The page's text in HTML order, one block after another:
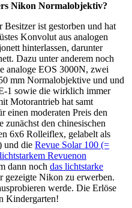
Nikon Normalobjektiv?
ist gestorben und hat
Konvolut aus analogen
hinterlassen, darunter
Dazu unter anderem noch
analoge EOS 3000N, zwei
mm Normalobjektive und und
1 sowie die wirklich immer
Motorantrieb hat samt
einen moderaten Preis den
zunächst den chinesischen
6x6 Rolleiflex, gelabelt als
und die Revue Solar 100 (=
Revuenon
dann noch das lichtstarke
gezeigte Nikon zu erwerben.
werde. Die Erlöse
Kindergarten!